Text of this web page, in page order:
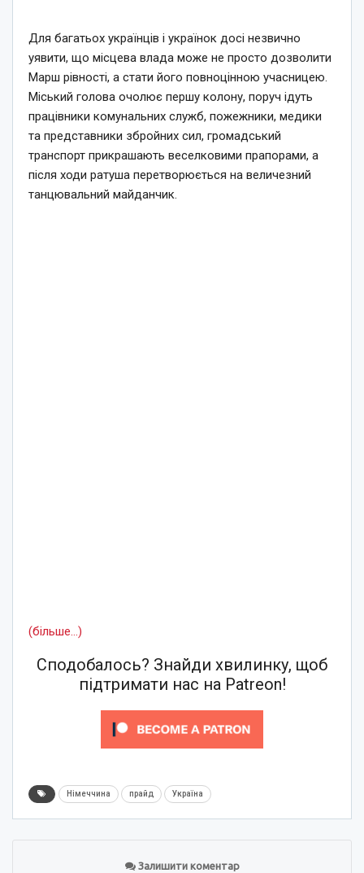
Для багатьох українців і українок досі незвично
уявити, що місцева влада може не просто дозволити
Марш рівності, а стати його повноцінною учасницею.
Міський голова очолює першу колону, поруч ідуть
працівники комунальних служб, пожежники, медики
та представники збройних сил, громадський
транспорт прикрашають веселковими прапорами, а
після ходи ратуша перетворюється на величезний
танцювальний майданчик.
(більше…)
Сподобалось? Знайди хвилинку, щоб
підтримати нас на Patreon!
Німеччина прайд Україна
Залишити коментар